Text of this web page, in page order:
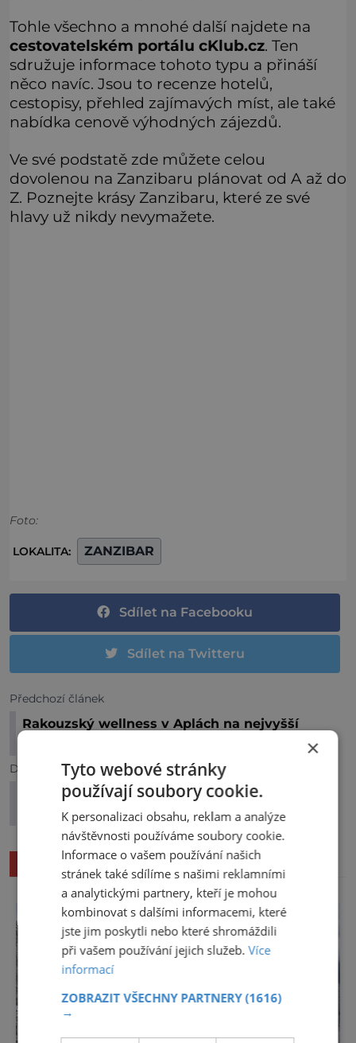
Tohle všechno a mnohé další najdete na
cestovatelském portálu cKlub.cz. Ten
sdružuje informace tohoto typu a přináší
něco navíc. Jsou to recenze hotelů,
cestopisy, přehled zajímavých míst, ale také
nabídka cenově výhodných zájezdů.
Ve své podstatě zde můžete celou
dovolenou na Zanzibaru plánovat od A až do
Z. Poznejte krásy Zanzibaru, které ze své
hlavy už nikdy nevymažete.
Foto:
LOKALITA: ZANZIBAR
Sdílet na Facebooku
Sdílet na Twitteru
Předchozí článek
Rakouzský wellness v Aplách na nejvyšší
Další článek
Pivní lázně Rožnov pod Radhoštěm: Relaxace
podle starých tradic
SOUVISEJÍCÍ ČLÁNKY
×
Tyto webové stránky
používají soubory cookie.
K personalizaci obsahu, reklam a analýze
návštěvnosti používáme soubory cookie.
Informace o vašem používání našich
stránek také sdílíme s našimi reklamními
a analytickými partnery, kteří je mohou
kombinovat s dalšími informacemi, které
jste jim poskytli nebo které shromáždili
při vašem používání jejich služeb.Více
informací
ZOBRAZIT VŠECHNY PARTNERY(1616)
→